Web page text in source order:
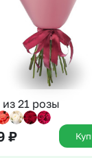
из 21 розы
₽